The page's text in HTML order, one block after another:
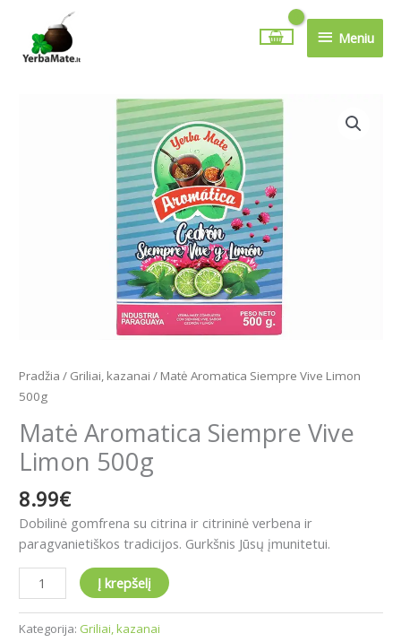
turinio
Meniu
Meniu
Pradžia / Griliai, kazanai / Matė Aromatica Siempre Vive Limon
500g
Matė Aromatica Siempre Vive
Limon 500g
8.99€
Dobilinė gomfrena su citrina ir citrininė verbena ir
paragvanietiškos tradicijos. Gurkšnis Jūsų įmunitetui.
Į krepšelį
Kategorija: Griliai, kazanai